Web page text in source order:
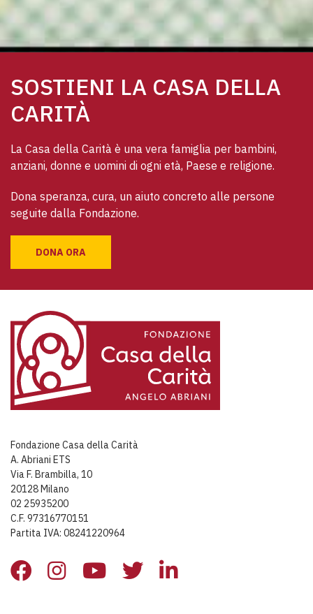
SOSTIENI LA CASA DELLA
CARITÀ
La Casa della Carità è una vera famiglia per bambini,
anziani, donne e uomini di ogni età, Paese e religione.
Dona speranza, cura, un aiuto concreto alle persone
seguite dalla Fondazione.
DONA ORA
Fondazione Casa della Carità
A. Abriani ETS
Via F. Brambilla, 10
20128 Milano
02 25935200
C.F. 97316770151
Partita IVA: 08241220964